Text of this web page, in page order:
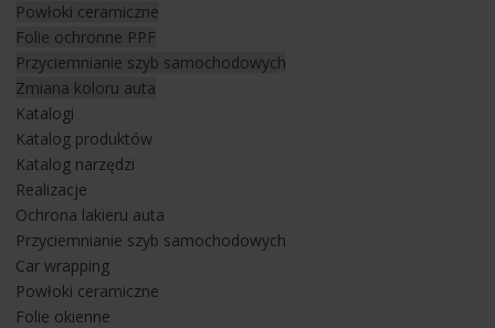
Powłoki ceramiczne
Folie ochronne PPF
Przyciemnianie szyb samochodowych
Zmiana koloru auta
Katalogi
Katalog produktów
Katalog narzędzi
Realizacje
Ochrona lakieru auta
Przyciemnianie szyb samochodowych
Car wrapping
Powłoki ceramiczne
Folie okienne
W Audi Q7 S line zastosowaliśmy pakiet full front folia
ochronna znalazła się na takich elementach jak:
- cała maska,
- wnęki klamek, lusterka, parapet zderzaka i progi.
Do ochrony lakieru w Audi Q7 S-Line zastosowana została
folia PPF Platinum
hydrofobowymi i samoregeneracją.